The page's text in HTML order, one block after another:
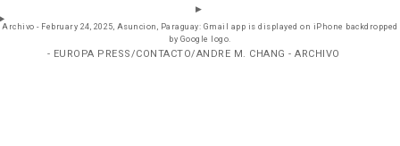
Archivo - February 24, 2025, Asuncion, Paraguay: Gmail app is displayed on iPhone backdropped
by Google logo.
- EUROPA PRESS/CONTACTO/ANDRE M. CHANG - ARCHIVO